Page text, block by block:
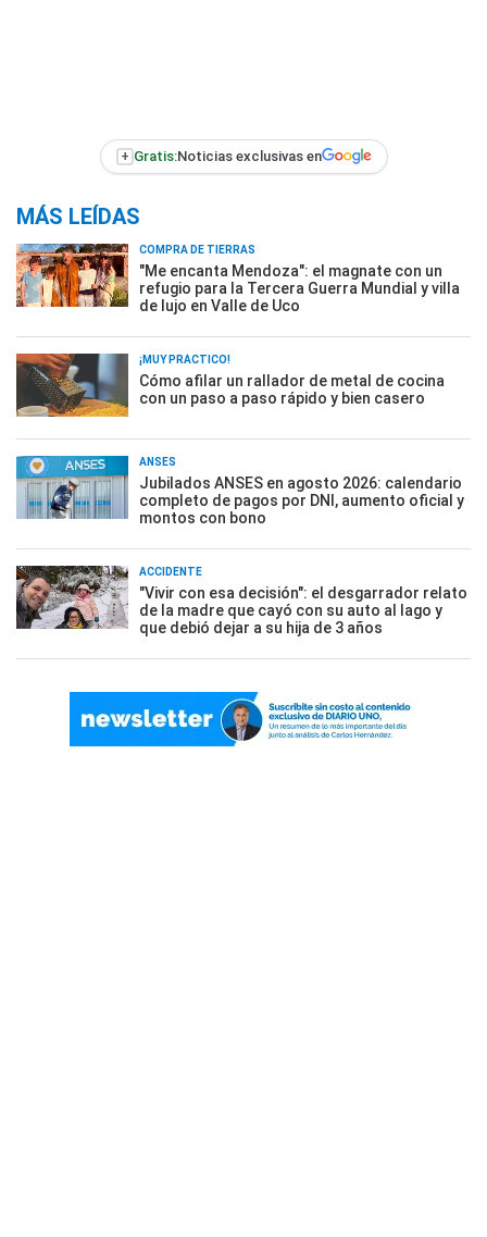
+ Gratis:Noticias exclusivas en
MÁS LEÍDAS
COMPRA DE TIERRAS
"Me encanta Mendoza": el magnate con un
refugio para la Tercera Guerra Mundial y villa
de lujo en Valle de Uco
¡MUY PRÁCTICO!
Cómo afilar un rallador de metal de cocina
con un paso a paso rápido y bien casero
ANSES
Jubilados ANSES en agosto 2026: calendario
completo de pagos por DNI, aumento oficial y
montos con bono
ACCIDENTE
"Vivir con esa decisión": el desgarrador relato
de la madre que cayó con su auto al lago y
que debió dejar a su hija de 3 años